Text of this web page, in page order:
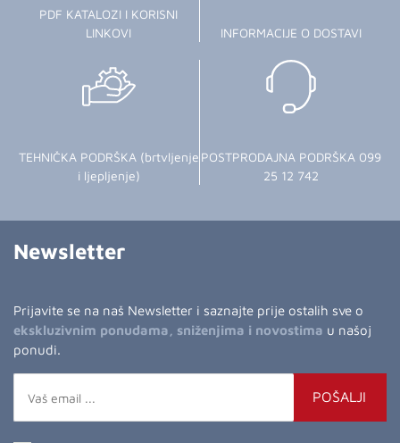
PDF KATALOZI I KORISNI
LINKOVI
INFORMACIJE O DOSTAVI
TEHNIČKA PODRŠKA (brtvljenje
i ljepljenje)
POSTPRODAJNA PODRŠKA 099
25 12 742
Newsletter
Prijavite se na naš Newsletter i saznajte prije ostalih sve o
ekskluzivnim ponudama, sniženjima i novostima u našoj
ponudi.
POŠALJI